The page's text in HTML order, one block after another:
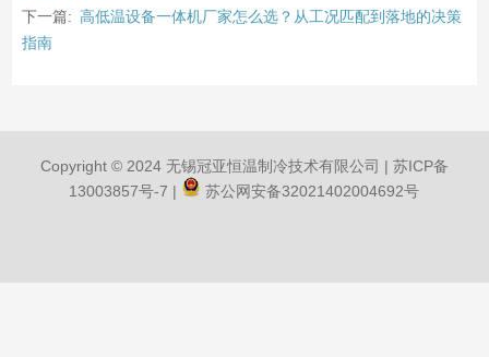
下一篇: 高低温设备一体机厂家怎么选？从工况匹配到落地的决策
指南
Copyright © 2024 无锡冠亚恒温制冷技术有限公司 | 苏ICP备
13003857号-7 | 苏公网安备32021402004692号